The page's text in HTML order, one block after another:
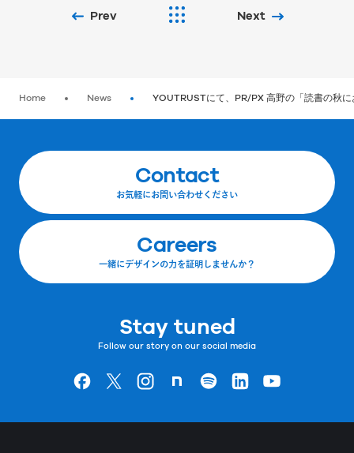
Prev Next
Home News YOUTRUSTにて、PR/PX 高野の「読書の秋
Contact
お気軽にお問い合わせください
Careers
一緒にデザインの力を証明しませんか？
Stay tuned
Follow our story on our social media
Goodpatchの
ページ
Goodpatchの
ページ
Goodpatchの
ページGoodpatchの
ページ
Goodpatchの
ページ
Goodpatchの
ページ
Goodpatchの